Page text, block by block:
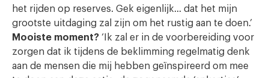
het rijden op reserves. Gek eigenlijk… dat het mijn
grootste uitdaging zal zijn om het rustig aan te doen.’
Mooiste moment? ‘Ik zal er in de voorbereiding voor
zorgen dat ik tijdens de beklimming regelmatig denk
aan de mensen die mij hebben geïnspireerd om mee